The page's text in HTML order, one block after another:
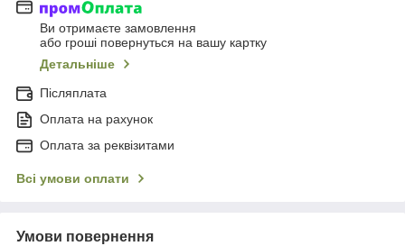
Ви отримаєте замовлення
або гроші повернуться на вашу картку
Детальніше
Післяплата
Оплата на рахунок
Оплата за реквізитами
Всі умови оплати
Умови повернення